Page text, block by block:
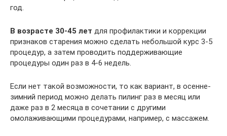
год.
В возрасте 30-45 лет для профилактики и коррекции
признаков старения можно сделать небольшой курс 3-5
процедур, а затем проводить поддерживающие
процедуры один раз в 4-6 недель.
Если нет такой возможности, то как вариант, в осенне-
зимний период можно делать пилинг раз в месяц или
даже раз в 2 месяца в сочетании с другими
омолаживающими процедурами, например, с массажем.